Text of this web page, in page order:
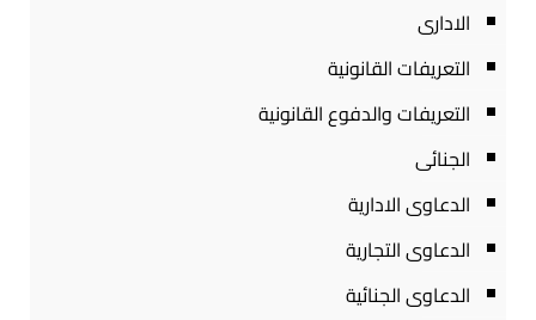
الادارى
التعريفات القانونية
التعريفات والدفوع القانونية
الجنائى
الدعاوى الادارية
الدعاوى التجارية
الدعاوى الجنائية